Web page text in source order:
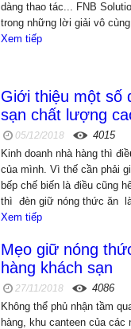
dàng thao tác... FNB
trong những lời giải vô
Xem tiếp
Giới thiệu một số
sạn chất lượng
05/12/2018
4015
Kinh doanh nhà hàng thì
của mình. Vì thế cần phải
bếp chế biến là điều cũng
thì đèn giữ nóng thức ăn là
Xem tiếp
Mẹo giữ nóng
hàng khách sạn
27/11/2018
4086
Không thể phủ nhận tầm
hàng, khu canteen của